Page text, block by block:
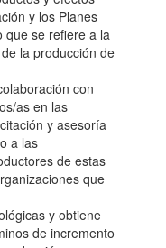
y los Planes
que se refiere a la
la producción de
con
as en las
y asesoría
a las
de estas
que
y obtiene
de incremento